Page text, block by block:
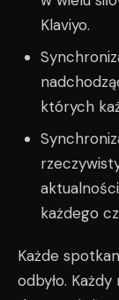
Klaviyo.
których
każdego
Każde
odbyło.